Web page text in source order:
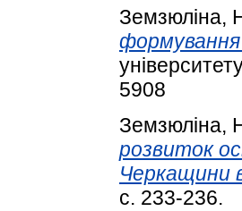
Земзюліна,
5908
Земзюліна,
розвиток
Черкащини
с. 233-236.